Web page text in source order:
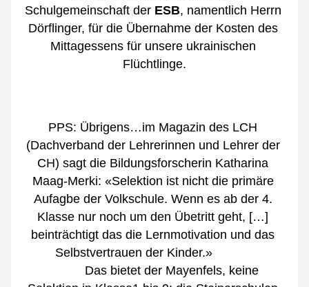
Schulgemeinschaft der ESB, namentlich Herrn
Dörflinger, für die Übernahme der Kosten des
Mittagessens für unsere ukrainischen
Flüchtlinge.
PPS: Übrigens…im Magazin des LCH
(Dachverband der Lehrerinnen und Lehrer der
CH) sagt die Bildungsforscherin Katharina
Maag-Merki: «Selektion ist nicht die primäre
Aufagbe der Volkschule. Wenn es ab der 4.
Klasse nur noch um den Übetritt geht, […]
beinträchtigt das die Lernmotivation und das
Selbstvertrauen der Kinder.»
Das bietet der Mayenfels, keine